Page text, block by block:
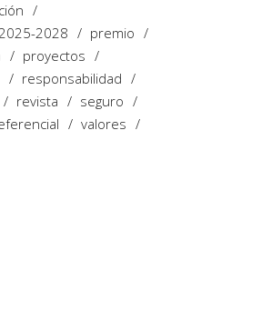
2028
premio
proyectos
responsabilidad
revista
seguro
valores